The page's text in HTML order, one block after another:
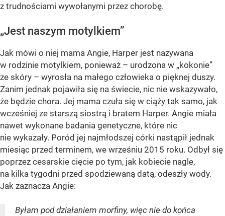
z trudnościami wywołanymi przez chorobę.
„Jest naszym motylkiem”
Jak mówi o niej mama Angie, Harper jest nazywana
w rodzinie motylkiem, ponieważ – urodzona w „kokonie”
ze skóry – wyrosła na małego człowieka o pięknej duszy.
Zanim jednak pojawiła się na świecie, nic nie wskazywało,
że będzie chora. Jej mama czuła się w ciąży tak samo, jak
wcześniej ze starszą siostrą i bratem Harper. Angie miała
nawet wykonane badania genetyczne, które nic
nie wykazały. Poród jej najmłodszej córki nastąpił jednak
miesiąc przed terminem, we wrześniu 2015 roku. Odbył się
poprzez cesarskie cięcie po tym, jak kobiecie nagle,
na kilka tygodni przed spodziewaną datą, odeszły wody.
Jak zaznacza Angie:
Byłam pod działaniem morfiny, więc nie do końca